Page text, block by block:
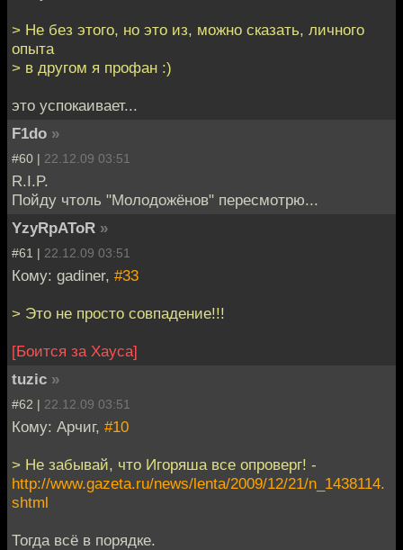
> Не без этого, но это из, можно сказать, личного
опыта
> в другом я профан :)
это успокаивает...
F1do »
#60 | 22.12.09 03:51
R.I.P.
Пойду чтоль "Молодожёнов" пересмотрю...
YzyRpAToR »
#61 | 22.12.09 03:51
Кому: gadiner, #33
> Это не просто совпадение!!!
[Боится за Хауса]
tuzic »
#62 | 22.12.09 03:51
Кому: Арчиг, #10
> Не забывай, что Игоряша все опроверг! -
http://www.gazeta.ru/news/lenta/2009/12/21/n_1438114.
shtml
Тогда всё в порядке.